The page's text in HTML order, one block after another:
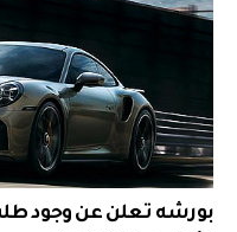
بورشه تعلن عن وجود